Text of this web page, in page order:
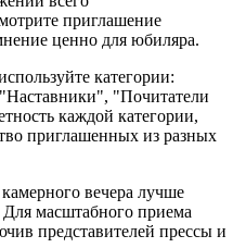
приглашение
ценно для юбиляра.
категории:
"Почитатели
каждой категории,
приглашенных из разных
вечера лучше
масштабного приема
представителей прессы и